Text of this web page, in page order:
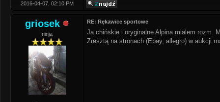
2016-04-07, 02:10 PM
griosek
ninja
RE: Rękawice sportowe
Ja chińskie i oryginalne Alpina mialem rozm.
Zresztą na stronach (Ebay, allegro) w aukcji